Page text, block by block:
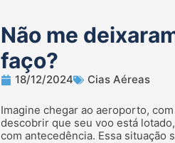
Não me
faço?
18/12/2024 Cias Aéreas
Imagine chegar ao aeroporto,
descobrir que seu voo está
com antecedência. Essa situação